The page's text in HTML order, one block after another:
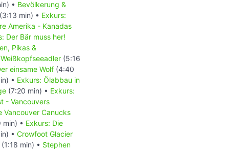
• Bevölkerung &
(3:13 min) • Exkurs:
Amerika - Kanadas
Der Bär muss her!
Pikas &
(5:16
einsame Wolf (4:40
• Exkurs: Ölabbau in
(7:20 min) • Exkurs:
- Vancouvers
Vancouver Canucks
min) • Exkurs: Die
• Crowfoot Glacier
(1:18 min) • Stephen